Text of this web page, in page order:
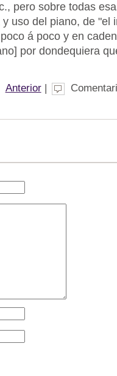
pero sobre todas
uso del piano, de "el
á poco y en
por dondequiera
Anterior|